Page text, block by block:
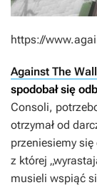
https://
Against The Wall
spodobał się
Consoli,
otrzymał od
przeniesiemy
z której
musieli wspiąć